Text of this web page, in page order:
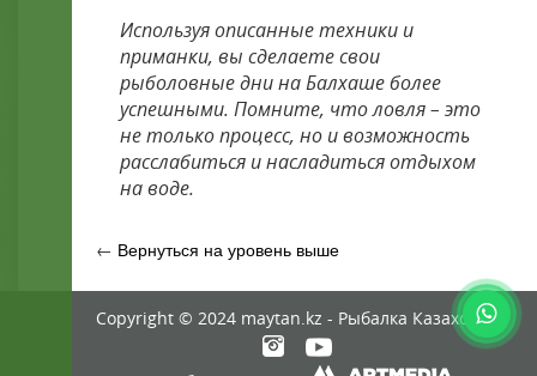
Используя описанные техники и
приманки, вы сделаете свои
рыболовные дни на Балхаше более
успешными. Помните, что ловля – это
не только процесс, но и возможность
расслабиться и насладиться отдыхом
на воде.
← Вернуться на уровень выше
Copyright © 2024 maytan.kz - Рыбалка Казахстан